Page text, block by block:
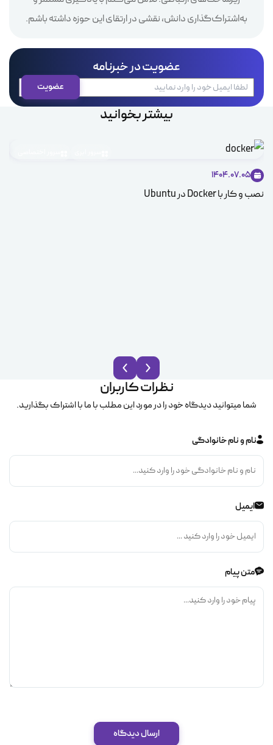
به‌اشتراک‌گذاری دانش، نقشی در ارتقای این حوزه داشته باشم.
عضویت در خبرنامه
بیشتر بخوانید
1404.07.05
نصب و کار با Docker در Ubuntu
نظرات کاربران
شما میتوانید دیدگاه خود را در مورد این مطلب با ما با اشتراک بگذارید.
نام و نام خانوادگی
ایمیل
متن پیام
ارسال دیدگاه